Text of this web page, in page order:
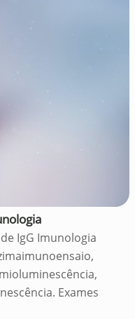
IgG Imunologia
Exames